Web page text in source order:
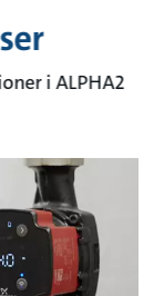
i ALPHA2